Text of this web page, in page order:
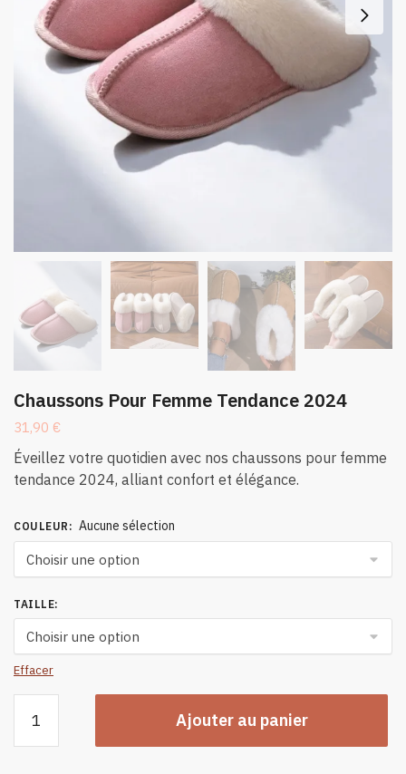
Chaussons Pour Femme Tendance 2024
31,90 €
Éveillez votre quotidien avec nos chaussons pour femme
tendance 2024, alliant confort et élégance.
COULEUR : Aucune sélection
TAILLE:
Effacer
Chaussons
Ajouter au panier